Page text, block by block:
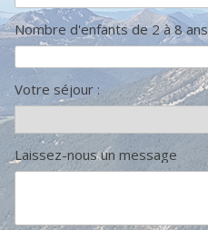
Nombre d'enfants de 2 à 8 ans
Votre séjour :
Laissez-nous un message